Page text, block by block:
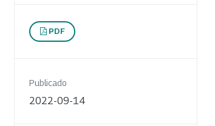
PDF
Publicado
2022-09-14